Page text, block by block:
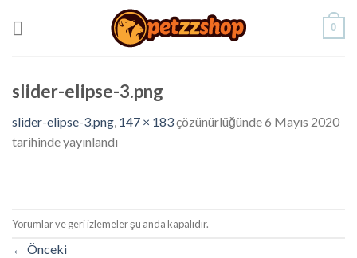
0
slider-elipse-3.png
slider-elipse-3.png, 147 × 183çözünürlüğünde6 Mayıs 2020
tarihinde yayınlandı
Yorumlar ve geri izlemeler şu anda kapalıdır.
← Önceki